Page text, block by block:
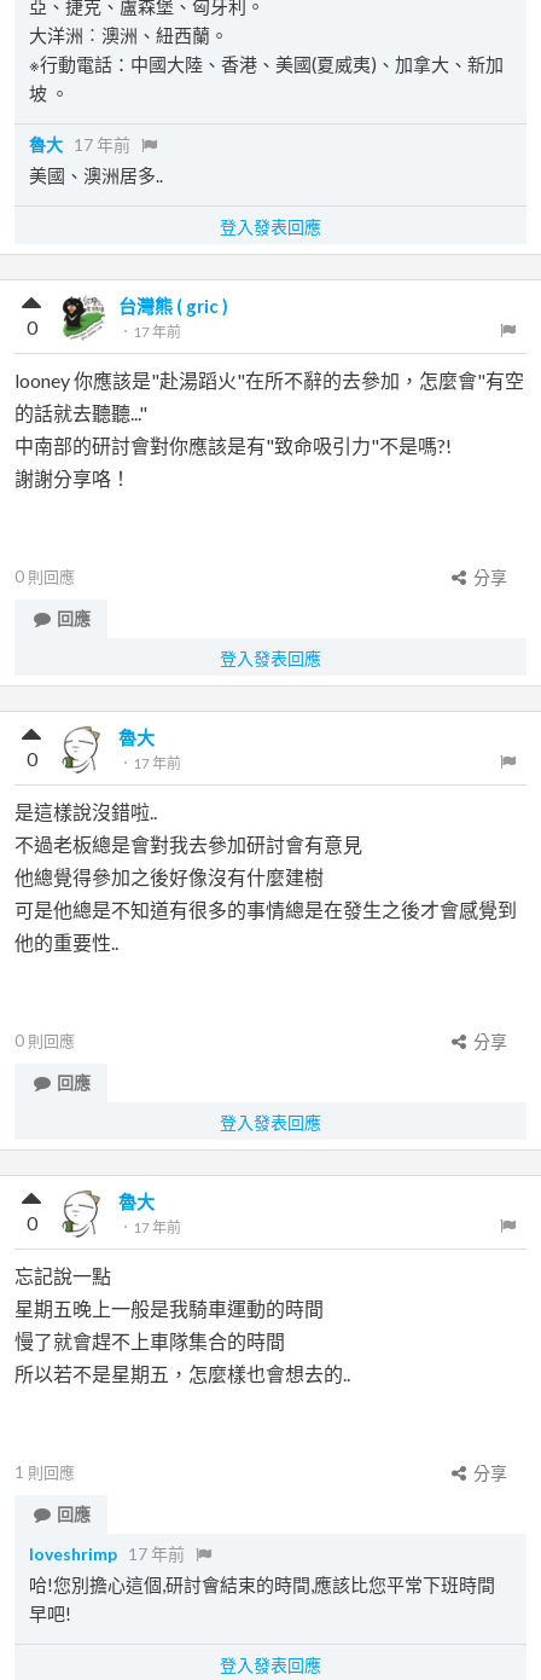
亞、捷克、盧森堡、匈牙利。
大洋洲︰澳洲、紐西蘭。
※行動電話：中國大陸、香港、美國(夏威夷)、加拿大、新加
坡 。
魯大 17 年前
美國、澳洲居多..
登入發表回應
台灣熊 ( gric )
． 17 年前
0
looney 你應該是"赴湯蹈火"在所不辭的去參加，怎麼會"有空
的話就去聽聽..."
中南部的研討會對你應該是有"致命吸引力"不是嗎?!
謝謝分享咯！
0 則回應
分享
回應
登入發表回應
魯大
． 17 年前
0
是這樣說沒錯啦..
不過老板總是會對我去參加研討會有意見
他總覺得參加之後好像沒有什麼建樹
可是他總是不知道有很多的事情總是在發生之後才會感覺到
他的重要性..
0 則回應
分享
回應
登入發表回應
魯大
． 17 年前
0
忘記說一點
星期五晚上一般是我騎車運動的時間
慢了就會趕不上車隊集合的時間
所以若不是星期五，怎麼樣也會想去的..
1 則回應
分享
回應
loveshrimp 17 年前
哈!您別擔心這個,研討會結束的時間,應該比您平常下班時間
早吧!
登入發表回應